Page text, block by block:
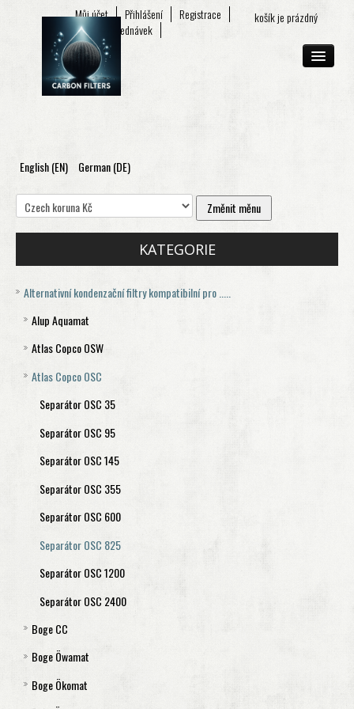
košík je prázdný
Můj účet Přihlášení
Registrace
Seznam objednávek
O FIRMĚ
E-SHOP
English (EN) German (DE)
KATEGORIE
Alternativní kondenzační filtry kompatibilní pro .....
Alup Aquamat
Aquamat 120
Aquamat 250
Aquamat 450
Aquamat 900
Aquamat 1800
Aquamat 3600
Aquamat 7200
Atlas Copco OSW
OSW 5,11
OSW 30
OSW 55
OSW 110
OSW 315
Atlas Copco OSC
Separátor OSC 35
Separátor OSC 95
Separátor OSC 145
Separátor OSC 355
Separátor OSC 600
Separátor OSC 825
Separátor OSC 1200
Separátor OSC 2400
Boge CC
Separátor CC 4
Separátor CC 8
Boge Öwamat
Boge Öwamat 1,2
Boge Ökomat